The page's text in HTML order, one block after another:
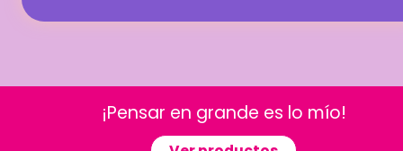
¡Pensar en grande es lo mío!